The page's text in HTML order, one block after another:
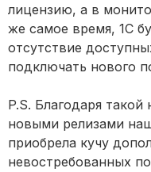
лицензию, а в
же самое время, 1С
отсутствие
подключать нового
P.S. Благодаря
новыми релизами
приобрела кучу
невостребованных